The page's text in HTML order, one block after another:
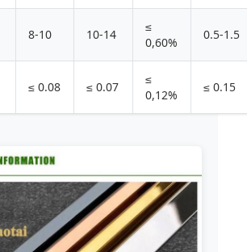
8-10 10-14
≤
0,60%
0.5-1.5
≤ 0.08 ≤ 0.07
≤
0,12%
≤ 0.15